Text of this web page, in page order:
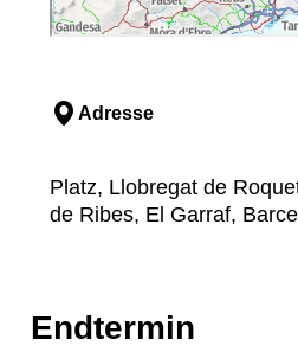
Adresse
Platz, Llobregat de
de Ribes, El Garraf,
Endtermin